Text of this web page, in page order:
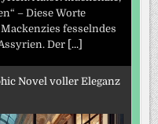
– Diese Worte
fesselndes
Der [...]
Novel voller Eleganz